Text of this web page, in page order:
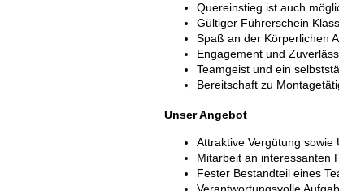
Quereinstieg ist auch
Gültiger Führerschein
Spaß an der Körperlichen
Engagement und
Teamgeist und ein
Bereitschaft zu
Unser Angebot
Attraktive Vergütung sowie
Mitarbeit an interessanten
Fester Bestandteil eines